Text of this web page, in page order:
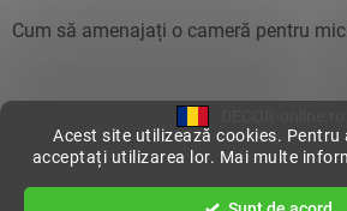
Acest site utilizează cookies. Pentru
acceptați utilizarea lor. Mai multe
Cum să amenajați o cameră pentru